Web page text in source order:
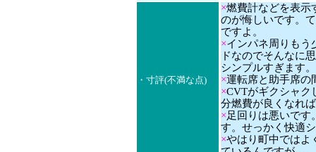
・寸評(不満な点)
×燃費計などを表示
のが悔しいです。
ですよ。
×インパネ周りもう
ドなのでそんなに
シンプルすぎます。
×運転席と助手席の
×CVTがギクシャク
分燃費が良くなれ
×足回りは悪いです
す。せっかく快適
×やはり町中ではよ